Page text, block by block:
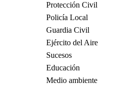
Protección Civil
Policía Local
Guardia Civil
Ejército del Aire
Sucesos
Educación
Medio ambiente